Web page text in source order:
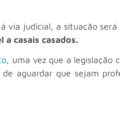
via judicial, a situação
a casais casados.
, uma vez que a legislação
aguardar que sejam